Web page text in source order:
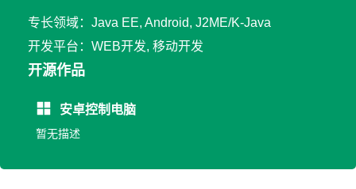
专长领域：Java EE, Android, J2ME/K-Java
开发平台：WEB开发, 移动开发
开源作品
安卓控制电脑
暂无描述